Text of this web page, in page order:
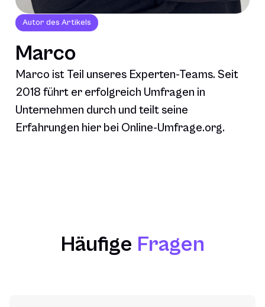
Autor des Artikels
Marco
Marco ist Teil unseres Experten-Teams. Seit
2018 führt er erfolgreich Umfragen in
Unternehmen durch und teilt seine
Erfahrungen hier bei Online-Umfrage.org.
Häufige Fragen